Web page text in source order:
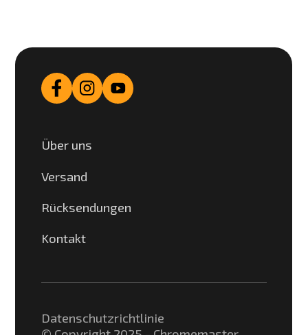
Über uns
Versand
Rücksendungen
Kontakt
Datenschutzrichtlinie